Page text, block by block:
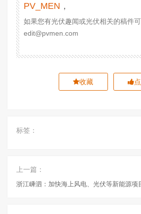
PV_MEN ，
如果您有光伏趣闻或光伏相关的稿件
edit@pvmen.com
收藏
标签：
上一篇：
浙江嵊泗：加快海上风电、光伏等新能源项